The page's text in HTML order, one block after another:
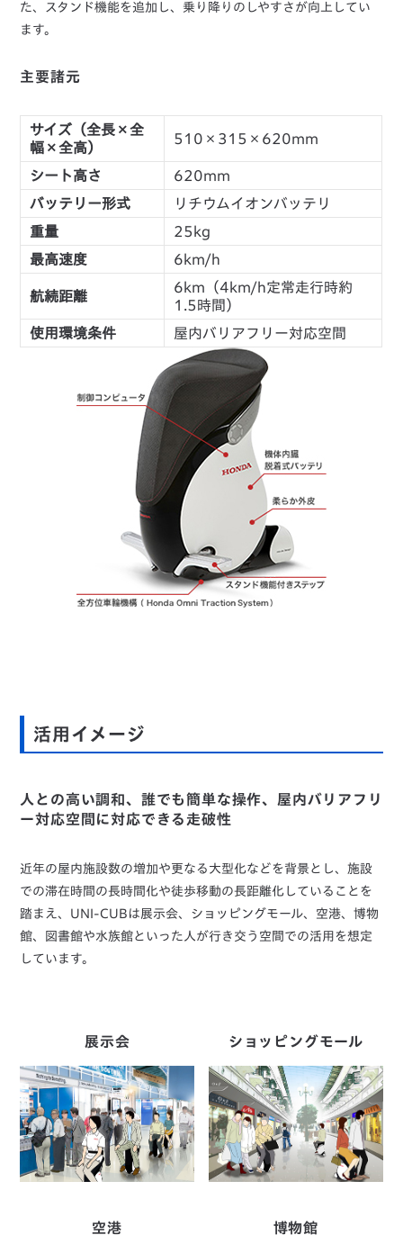
た、スタンド機能を追加し、乗り降りのしやすさが向上してい
ます。
主要諸元
サイズ（全長×全
幅×全高）
510×315×620mm
シート高さ
620mm
バッテリー形式
リチウムイオンバッテリ
重量
25kg
最高速度
6km/h
航続距離
6km（4km/h定常走行時約
1.5時間）
使用環境条件
屋内バリアフリー対応空間
活用イメージ
人との高い調和、誰でも簡単な操作、屋内バリアフリ
ー対応空間に対応できる走破性
近年の屋内施設数の増加や更なる大型化などを背景とし、施設
での滞在時間の長時間化や徒歩移動の長距離化していることを
踏まえ、UNI-CUBは展示会、ショッピングモール、空港、博物
館、図書館や水族館といった人が行き交う空間での活用を想定
しています。
展示会 ショッピングモール
空港 博物館